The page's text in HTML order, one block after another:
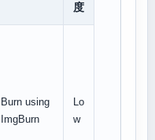
度
Burn using
ImgBurn
Lo
w